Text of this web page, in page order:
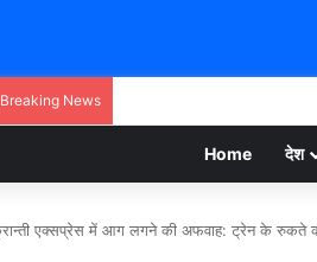
Breaking News
Home देश
एक्सप्रेस में आग लगने की अफवाह: ट्रेन के रुकते